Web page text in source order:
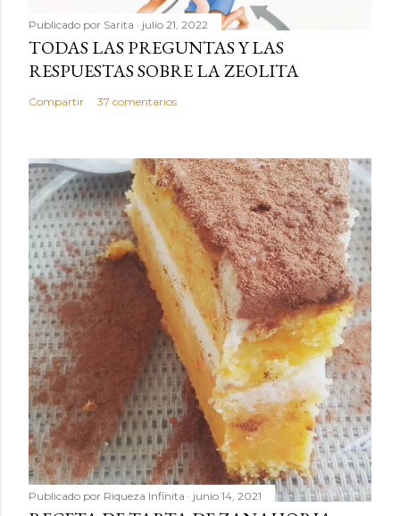
Publicado por Sarita julio 21, 2022
TODAS LAS PREGUNTAS Y LAS
RESPUESTAS SOBRE LA ZEOLITA
Compartir 37 comentarios
Publicado por Riqueza Infinita junio 14, 2021